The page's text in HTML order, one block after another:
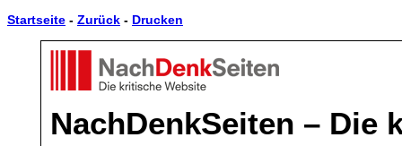
Startseite - Zurück - Drucken
NachDenkSeiten – Die